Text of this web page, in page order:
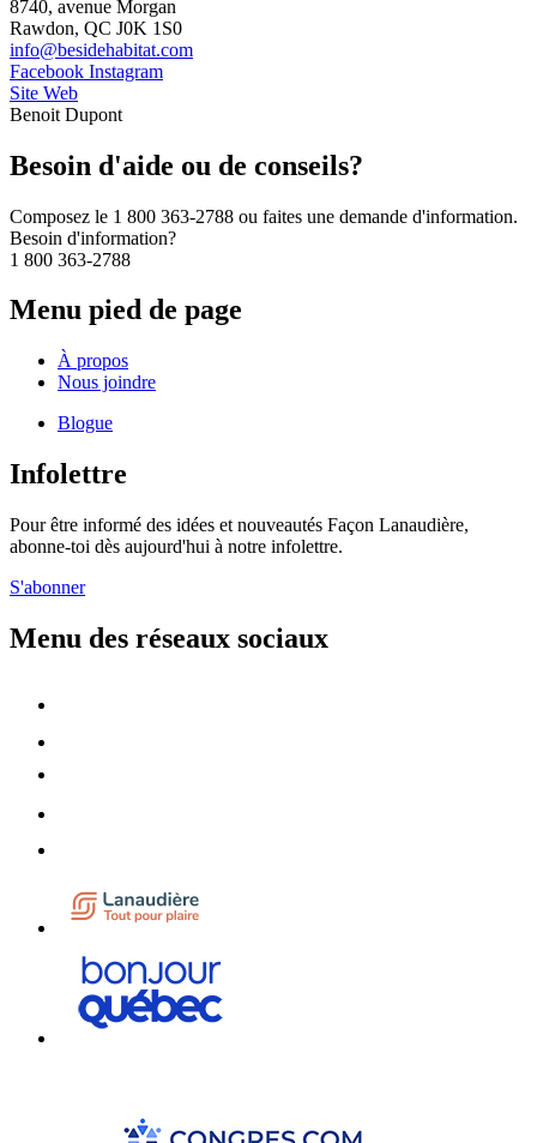
8740, avenue Morgan
Rawdon, QC J0K 1S0
info@besidehabitat.com
Facebook Instagram
Site Web
Benoit Dupont
Besoin d'aide ou de conseils?
Composez le 1 800 363-2788 ou faites une demande d'information.
Besoin d'information?
1 800 363-2788
Menu pied de page
À propos
Nous joindre
Blogue
Infolettre
Pour être informé des idées et nouveautés Façon Lanaudière,
abonne-toi dès aujourd'hui à notre infolettre.
S'abonner
Menu des réseaux sociaux